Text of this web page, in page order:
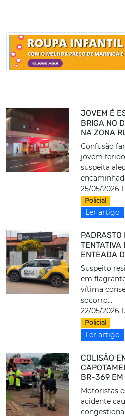
JOVEM É
BRIGA NO
NA ZONA
Confusão
jovem
suspeita
25/05/2026
Policial
Ler artigo
PADRASTO
TENTATIVA
ENTEADA
Suspeito
em
vítima
socorro...
22/05/2026
Policial
Ler artigo
COLISÃO
BR-369 EM
Motoristas
acidente